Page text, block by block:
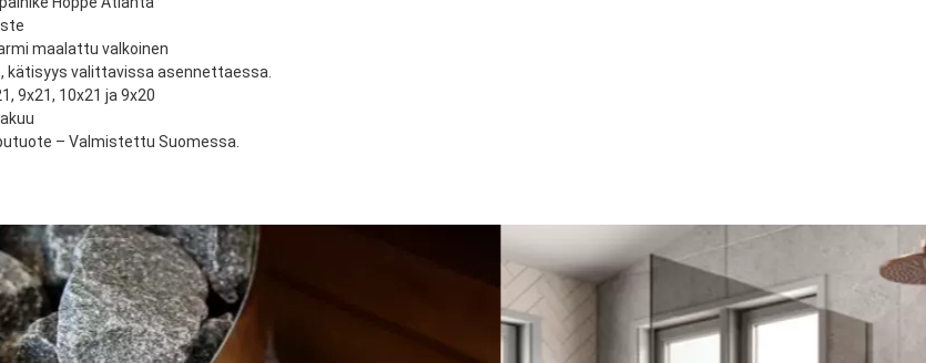
maalattu valkoinen
kätisyys valittavissa asennettaessa.
9x21, 10x21 ja 9x20
– Valmistettu Suomessa.
tuotteen?
1 tähti 5 tähdestä
2 tähteä 5 tähdestä
3 tähteä 5 tähdestä
4 tähteä 5 tähdestä
5 tähteä 5 tähdestä
1 tähti 5 tähdestä
2 tähteä 5 tähdestä
3 tähteä 5 tähdestä
4 tähteä 5 tähdestä
5 tähteä 5 tähdestä
Kirjoita tähän arvostelusi
Valinnaiset palvelut:Kuljetusyrityksen
järjestämä kuorman koneellinen purku, puretaan
auton viereen